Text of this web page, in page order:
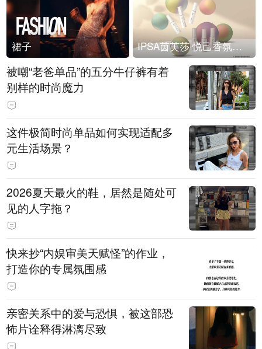
裙子 IPSA茵芙莎 悦己香氛凝露上市
被嘲“老爸单品”的五分牛仔裤有着
别样的时尚魔力
这件极简时尚单品如何实现适配多
元生活场景？
2026夏天最火的鞋，居然是随处可
见的人字拖？
快来抄“内娱审美天赋怪”的作业，
打造你的专属氛围感
亲密关系中的爱与恐惧，被这部恐
怖片诠释得淋漓尽致